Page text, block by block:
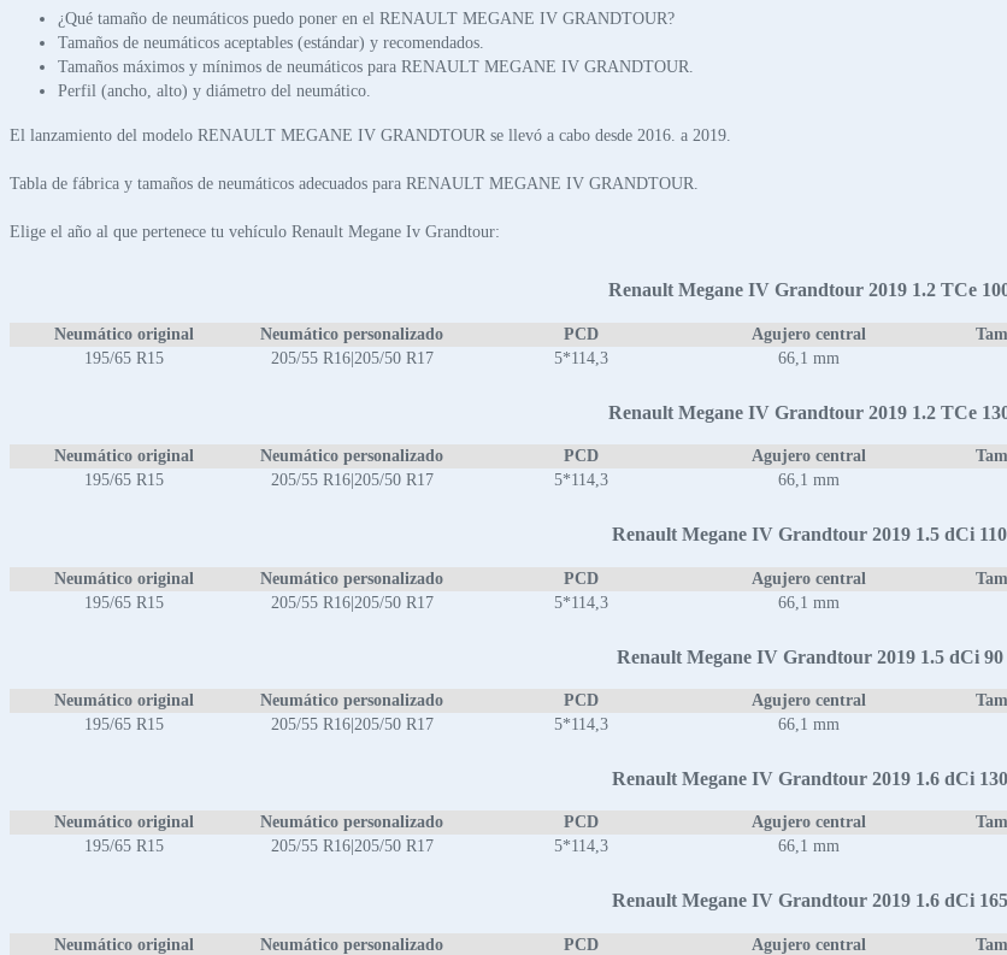
¿Qué tamaño de neumáticos puedo poner en el RENAULT MEGANE IV GRANDTOUR?
Tamaños de neumáticos aceptables (estándar) y recomendados.
Tamaños máximos y mínimos de neumáticos para RENAULT MEGANE IV GRANDTOUR.
Perfil (ancho, alto) y diámetro del neumático.
El lanzamiento del modelo RENAULT MEGANE IV GRANDTOUR se llevó a cabo desde 2016. a 2019.
Tabla de fábrica y tamaños de neumáticos adecuados para RENAULT MEGANE IV GRANDTOUR.
Elige el año al que pertenece tu vehículo Renault Megane Iv Grandtour:
Renault Megane IV Grandtour 2019 1.2 TCe
Neumático original Neumático personalizado PCD Agujero central
195/65 R15
205/55 R16|205/50 R17 5*114,3 66,1 mm
Renault Megane IV Grandtour 2019 1.2 TCe
Neumático original Neumático personalizado PCD Agujero central
195/65 R15
205/55 R16|205/50 R17 5*114,3 66,1 mm
Renault Megane IV Grandtour 2019 1.5 dCi 110
Neumático original Neumático personalizado PCD Agujero central
195/65 R15
205/55 R16|205/50 R17 5*114,3 66,1 mm
Renault Megane IV Grandtour 2019 1.5 dCi 90
Neumático original Neumático personalizado PCD Agujero central
195/65 R15
205/55 R16|205/50 R17 5*114,3 66,1 mm
Renault Megane IV Grandtour 2019 1.6 dCi 130
Neumático original Neumático personalizado PCD Agujero central
195/65 R15
205/55 R16|205/50 R17 5*114,3 66,1 mm
Renault Megane IV Grandtour 2019 1.6 dCi 165
Neumático original Neumático personalizado PCD Agujero central